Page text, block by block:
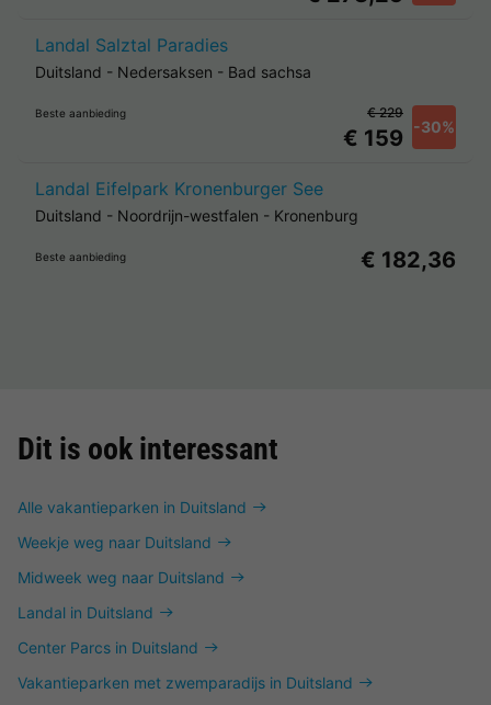
Landal Salztal Paradies
Duitsland - Nedersaksen - Bad sachsa
Beste aanbieding
€ 159 -30%
€ 229
Landal Eifelpark Kronenburger See
Duitsland - Noordrijn-westfalen - Kronenburg
Beste aanbieding € 182,36
Dit is ook interessant
Alle vakantieparken in Duitsland
Weekje weg naar Duitsland
Midweek weg naar Duitsland
Landal in Duitsland
Center Parcs in Duitsland
Vakantieparken met zwemparadijs in Duitsland